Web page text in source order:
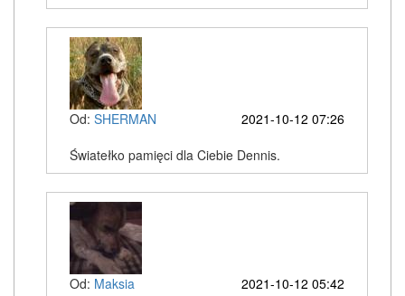
Od: SHERMAN
2021-10-12 07:26
Światełko pamięci dla Ciebie Dennis.
Od: Maksia 2021-10-12 05:42